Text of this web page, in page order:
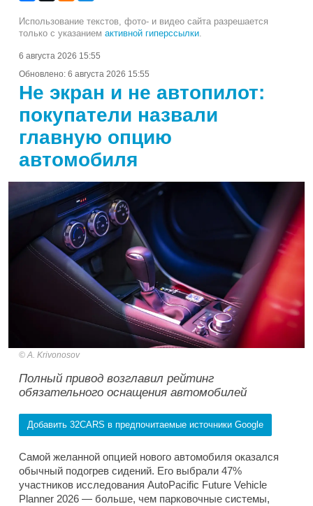
Использование текстов, фото- и видео сайта разрешается
только с указанием активной гиперссылки.
6 августа 2026 15:55
Обновлено: 6 августа 2026 15:55
Не экран и не автопилот:
покупатели назвали
главную опцию
автомобиля
A. Krivonosov
Полный привод возглавил рейтинг
обязательного оснащения автомобилей
Добавить 32CARS в предпочитаемые источники Google
Самой желанной опцией нового автомобиля оказался
обычный подогрев сидений. Его выбрали 47%
участников исследования AutoPacific Future Vehicle
Planner 2026 — больше, чем парковочные системы,